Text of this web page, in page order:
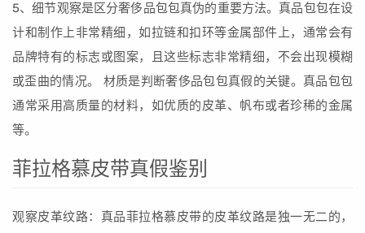
5、细节观察是区分奢侈品包包真伪的重要方法。真品包包在设
计和制作上非常精细，如拉链和扣环等金属部件上，通常会有
品牌特有的标志或图案，且这些标志非常精细，不会出现模糊
或歪曲的情况。 材质是判断奢侈品包包真假的关键。真品包包
通常采用高质量的材料，如优质的皮革、帆布或者珍稀的金属
等。
菲拉格慕皮带真假鉴别
观察皮革纹路：真品菲拉格慕皮带的皮革纹路是独一无二的，